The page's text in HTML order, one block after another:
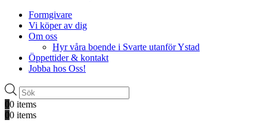
Formgivare
Vi köper av dig
Om oss
Hyr våra boende i Svarte utanför Ystad
Öppettider & kontakt
Jobba hos Oss!
Produktsökning
00 items
00 items